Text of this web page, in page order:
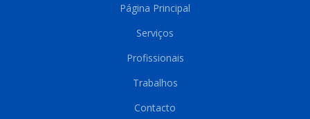
Página Principal
Serviços
Profissionais
Trabalhos
Contacto